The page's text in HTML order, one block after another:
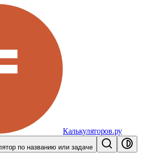
Калькуляторов.ру
по названию или задаче